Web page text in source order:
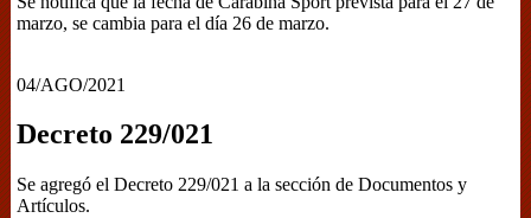
marzo, se cambia para el día 26 de marzo.
04/AGO/2021
Decreto 229/021
Se agregó el Decreto 229/021 a la sección de Documentos y
Artículos.